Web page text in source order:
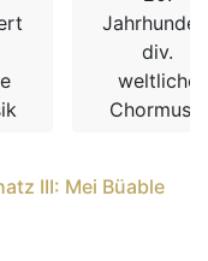
div.
weltliche
Chormusik
III: Mei Büable